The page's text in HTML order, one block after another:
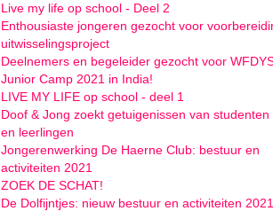
Live my life op school - Deel 2
Enthousiaste jongeren gezocht voor
uitwisselingsproject
Deelnemers en begeleider gezocht voor
Junior Camp 2021 in India!
LIVE MY LIFE op school - deel 1
Doof & Jong zoekt getuigenissen van studenten
en leerlingen
Jongerenwerking De Haerne Club: bestuur en
activiteiten 2021
ZOEK DE SCHAT!
De Dolfijntjes: nieuw bestuur en activiteiten 2021